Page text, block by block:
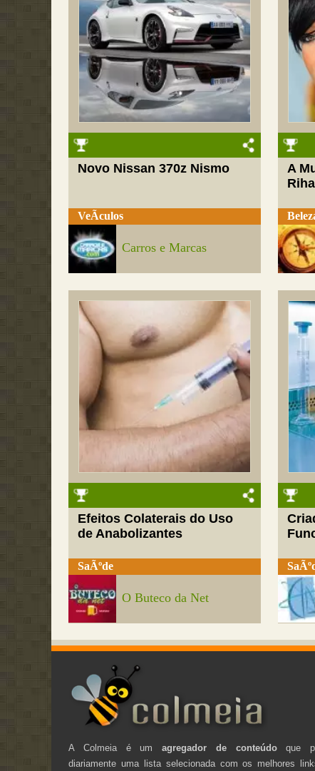
Novo Nissan 370z Nismo
VeÃ­culos
Carros e Marcas
A
Efeitos Colaterais do Uso
de Anabolizantes
SaÃºde
O Buteco da Net
A Colmeia é umagregador de conteúdoque
diariamente uma lista selecionada com os melhores